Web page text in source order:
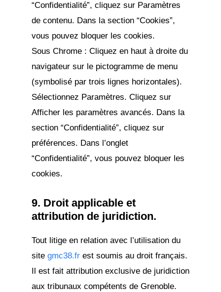
“Confidentialité”, cliquez sur Paramètres
de contenu. Dans la section “Cookies”,
vous pouvez bloquer les cookies.
Sous Chrome : Cliquez en haut à droite du
navigateur sur le pictogramme de menu
(symbolisé par trois lignes horizontales).
Sélectionnez Paramètres. Cliquez sur
Afficher les paramètres avancés. Dans la
section “Confidentialité”, cliquez sur
préférences. Dans l’onglet
“Confidentialité”, vous pouvez bloquer les
cookies.
9. Droit applicable et
attribution de juridiction.
Tout litige en relation avec l’utilisation du
site gmc38.fr est soumis au droit français.
Il est fait attribution exclusive de juridiction
aux tribunaux compétents de Grenoble.